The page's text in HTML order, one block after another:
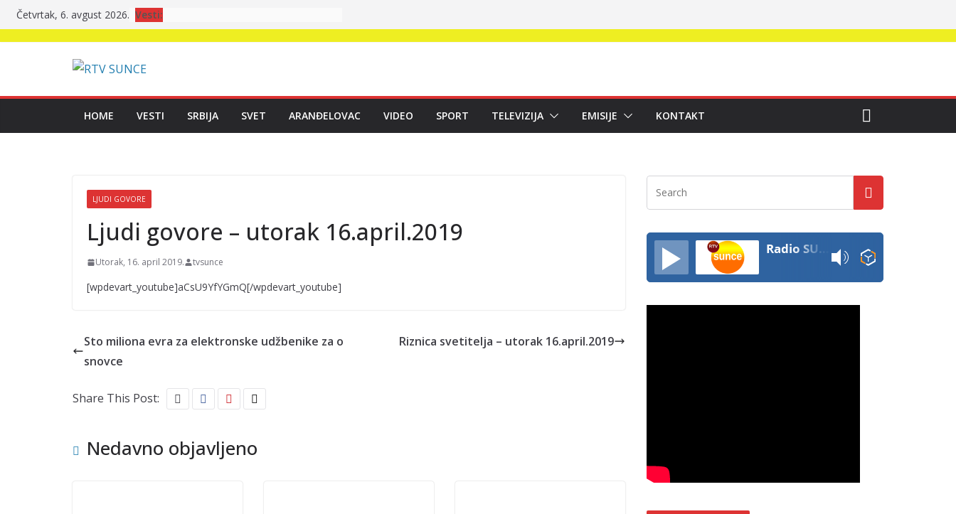
Skip
to
Četvrtak, 6. avgust 2026. Vesti:
HOME VESTI SRBIJA SVET ARANĐELOVAC VIDEO SPORT TELEVIZIJA EMISIJE KONTAKT
LJUDI GOVORE
Ljudi govore – utorak 16.april.2019
Utorak, 16. april 2019. tvsunce
[wpdevart_youtube]aCsU9YfYGmQ[/wpdevart_youtube]
Sto miliona evra za elektronske udžbenike za o
snovce
Riznica svetitelja – utorak 16.april.2019
Share This Post:
Nedavno objavljeno
Radio SUNCE